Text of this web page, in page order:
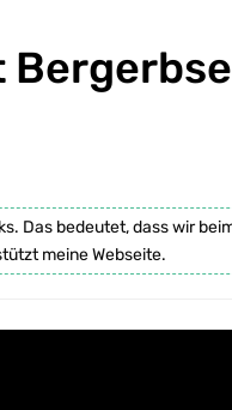
Das bedeutet, dass wir
meine Webseite.